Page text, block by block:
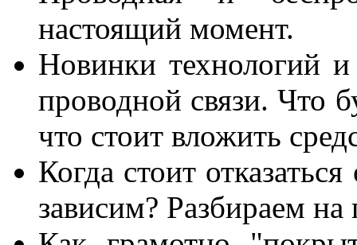
настоящий момент.
Новинки технологий
проводной связи. Что
что стоит вложить
Когда стоит
зависим? Разбираем